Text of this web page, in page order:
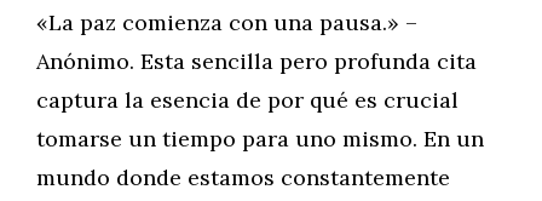
«La paz comienza con una pausa.» –
Anónimo. Esta sencilla pero profunda cita
captura la esencia de por qué es crucial
tomarse un tiempo para uno mismo. En un
mundo donde estamos constantemente